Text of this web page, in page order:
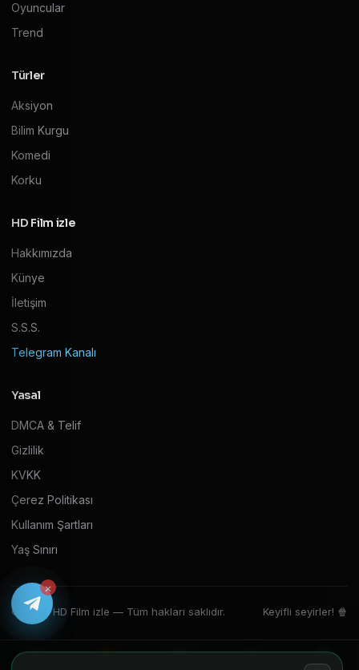
Oyuncular
Trend
Türler
Aksiyon
Bilim Kurgu
Komedi
Korku
HD Film izle
Hakkımızda
Künye
İletişim
S.S.S.
Telegram Kanalı
Yasal
DMCA & Telif
Gizlilik
KVKK
Çerez Politikası
Kullanım Şartları
Yaş Sınırı
© 2026 HD Film izle — Tüm hakları saklıdır. Keyifli seyirler! 🍿
×